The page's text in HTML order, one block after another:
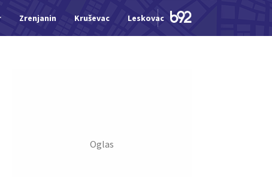
Zrenjanin Kruševac Leskovac Jagodina